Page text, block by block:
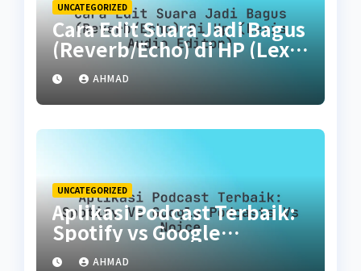
UNCATEGORIZED
Cara Edit Suara Jadi Bagus
(Reverb/Echo) di HP (Lexis
Audio Editor)
AHMAD
UNCATEGORIZED
Aplikasi Podcast Terbaik:
Spotify vs Google
Podcasts vs Noice
AHMAD